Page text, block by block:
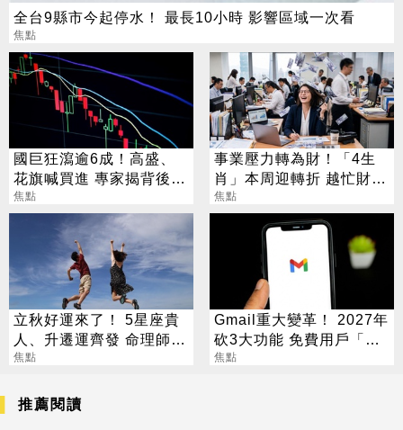
全台9縣市今起停水！ 最長10小時 影響區域一次看
焦點
國巨狂瀉逾6成！高盛、
花旗喊買進 專家揭背後真
相
焦點
事業壓力轉為財！「4生
肖」本周迎轉折 越忙財運
越旺
焦點
立秋好運來了！ 5星座貴
人、升遷運齊發 命理師：
把握黃金轉運期
焦點
Gmail重大變革！ 2027年
砍3大功能 免費用戶「這
好康」不能用了
焦點
推薦閱讀